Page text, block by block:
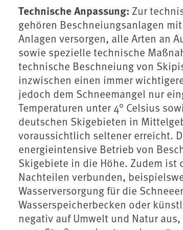
Technische Anpassung: Zur
gehören Beschneiungsanlagen
Anlagen versorgen, alle Arten an
sowie spezielle technische
technische Beschneiung von
inzwischen einen immer
jedoch dem Schneemangel nur
Temperaturen unter 4° Celsius
deutschen Skigebieten in
voraussichtlich seltener erreicht.
energieintensive Betrieb von
Skigebiete in die Höhe. Zudem
Nachteilen verbunden,
Wasserversorgung für die
Wasserspeicherbecken oder
negativ auf Umwelt und Natur